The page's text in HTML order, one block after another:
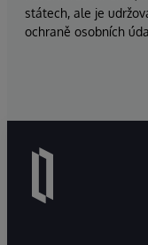
státech, ale je
ochraně osobních